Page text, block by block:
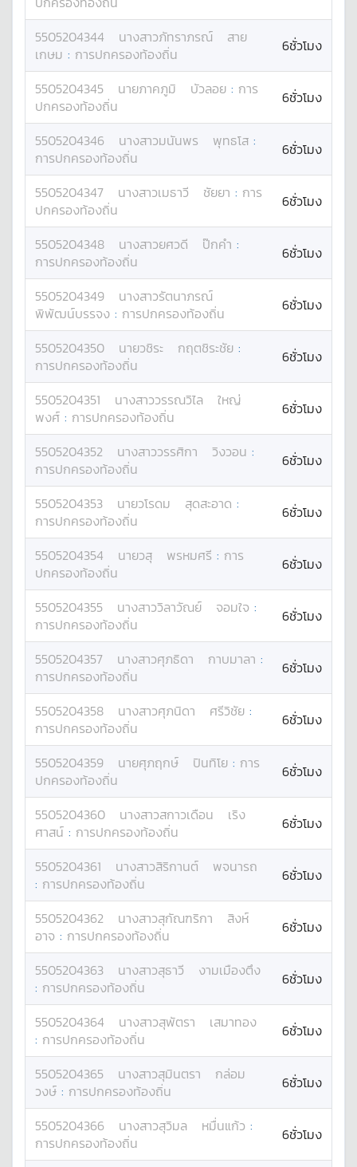
5505204344 นางสาวภัทราภรณ์
สาย
เกษม : การปกครองท้องถิ่น 6ชั่วโมง
5505204345 นายภาคภูมิ บัวลอย : การ
ปกครองท้องถิ่น
6ชั่วโมง
5505204346 นางสาวมนันพร พุทธโส :
การปกครองท้องถิ่น
6ชั่วโมง
5505204347 นางสาวเมธาวี ชัยยา : การ
ปกครองท้องถิ่น
6ชั่วโมง
5505204348 นางสาวยศวดี ป๊กคำ :
การปกครองท้องถิ่น
6ชั่วโมง
5505204349 นางสาวรัตนาภรณ์
พิพัฒน์บรรจง : การปกครองท้องถิ่น 6ชั่วโมง
5505204350 นายวชิระ กฤตชิระชัย :
การปกครองท้องถิ่น
6ชั่วโมง
5505204351 นางสาววรรณวิไล
ใหญ่
พงศ์ : การปกครองท้องถิ่น 6ชั่วโมง
5505204352 นางสาววรรศิกา วิงวอน :
การปกครองท้องถิ่น
6ชั่วโมง
5505204353 นายวโรดม สุดสะอาด :
การปกครองท้องถิ่น
6ชั่วโมง
5505204354 นายวสุ พรหมศรี : การ
ปกครองท้องถิ่น
6ชั่วโมง
5505204355 นางสาววิลาวัณย์ จอมใจ :
การปกครองท้องถิ่น
6ชั่วโมง
5505204357 นางสาวศุภธิดา กาบมาลา :
การปกครองท้องถิ่น
6ชั่วโมง
5505204358 นางสาวศุภนิดา ศรีวิชัย :
การปกครองท้องถิ่น
6ชั่วโมง
5505204359 นายศุภฤกษ์ ปินทิโย : การ
ปกครองท้องถิ่น
6ชั่วโมง
5505204360 นางสาวสกาวเดือน
เริง
ศาสน์ : การปกครองท้องถิ่น 6ชั่วโมง
5505204361 นางสาวสิริกานต์
พจนารถ
: การปกครองท้องถิ่น 6ชั่วโมง
5505204362 นางสาวสุกัณฑริกา
สิงห์
อาจ : การปกครองท้องถิ่น 6ชั่วโมง
5505204363 นางสาวสุธาวี
งามเมืองตึง
: การปกครองท้องถิ่น 6ชั่วโมง
5505204364 นางสาวสุพัตรา
เสมาทอง
: การปกครองท้องถิ่น 6ชั่วโมง
5505204365 นางสาวสุมินตรา
กล่อม
วงษ์ : การปกครองท้องถิ่น 6ชั่วโมง
5505204366 นางสาวสุวิมล หมื่นแก้ว :
การปกครองท้องถิ่น
6ชั่วโมง